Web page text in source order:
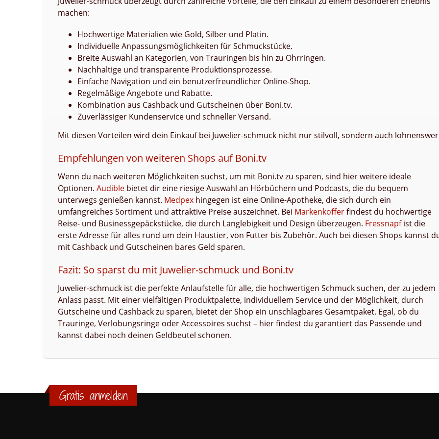
machen:
Hochwertige Materialien wie Gold, Silber und Platin.
Individuelle Anpassungsmöglichkeiten für Schmuckstücke.
Breite Auswahl an Kategorien, von Trauringen bis hin zu Ohrringen.
Nachhaltige und transparente Produktionsprozesse.
Einfache Navigation und ein benutzerfreundlicher Online-Shop.
Regelmäßige Angebote und Rabatte.
Kombination aus Cashback und Gutscheinen über Boni.tv.
Zuverlässiger Kundenservice und schneller Versand.
Mit diesen Vorteilen wird dein Einkauf bei Juwelier-schmuck nicht nur stilvoll, sondern auch
Empfehlungen von weiteren Shops auf Boni.tv
Wenn du nach weiteren Möglichkeiten suchst, um mit Boni.tv zu sparen, sind hier weitere ideale
Optionen. Audible bietet dir eine riesige Auswahl an Hörbüchern und Podcasts, die du bequem
unterwegs genießen kannst. Medpex hingegen ist eine Online-Apotheke, die sich durch ein
umfangreiches Sortiment und attraktive Preise auszeichnet. Bei Markenkofferfindest du hochwertige
Reise- und Businessgepäckstücke, die durch Langlebigkeit und Design überzeugen. Fressnapfist die
erste Adresse für alles rund um dein Haustier, von Futter bis Zubehör. Auch bei diesen Shops kannst
mit Cashback und Gutscheinen bares Geld sparen.
Fazit: So sparst du mit Juwelier-schmuck und Boni.tv
Juwelier-schmuck ist die perfekte Anlaufstelle für alle, die hochwertigen Schmuck suchen, der zu jedem
Anlass passt. Mit einer vielfältigen Produktpalette, individuellem Service und der Möglichkeit, durch
Gutscheine und Cashback zu sparen, bietet der Shop ein unschlagbares Gesamtpaket. Egal, ob du
Trauringe, Verlobungsringe oder Accessoires suchst – hier findest du garantiert das Passende und
kannst dabei noch deinen Geldbeutel schonen.
Gratis anmelden